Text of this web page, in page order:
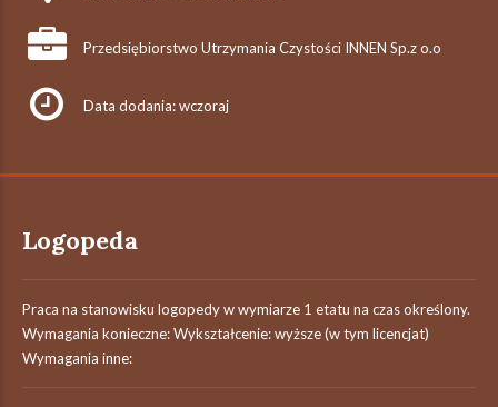
Przedsiębiorstwo Utrzymania Czystości INNEN Sp.z o.o
Data dodania: wczoraj
Logopeda
Praca na stanowisku logopedy w wymiarze 1 etatu na czas określony.
Wymagania konieczne: Wykształcenie: wyższe (w tym licencjat)
Wymagania inne: